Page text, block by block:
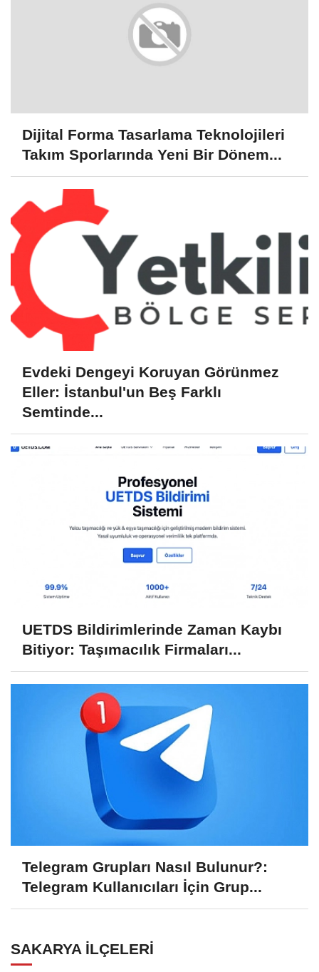
Dijital Forma Tasarlama Teknolojileri
Takım Sporlarında Yeni Bir Dönem...
Evdeki Dengeyi Koruyan Görünmez
Eller: İstanbul'un Beş Farklı
Semtinde...
UETDS Bildirimlerinde Zaman Kaybı
Bitiyor: Taşımacılık Firmaları...
Telegram Grupları Nasıl Bulunur?:
Telegram Kullanıcıları İçin Grup...
SAKARYA İLÇELERI